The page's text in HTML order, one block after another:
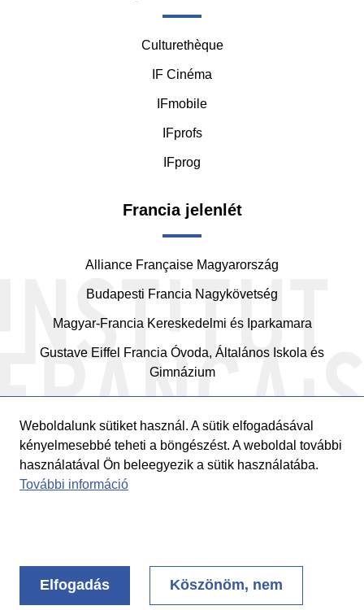
Culturethèque
IF Cinéma
IFmobile
IFprofs
IFprog
Francia jelenlét
Alliance Française Magyarország
Budapesti Francia Nagykövetség
Magyar-Francia Kereskedelmi és Iparkamara
Gustave Eiffel Francia Óvoda, Általános Iskola és
Gimnázium
FooterMENTIONS LÉGALES CRÉDITS
Weboldalunk sütiket használ. A sütik elfogadásával
kényelmesebbé teheti a böngészést. A weboldal további
használatával Ön beleegyezik a sütik használatába.
További információ
Elfogadás Köszönöm, nem